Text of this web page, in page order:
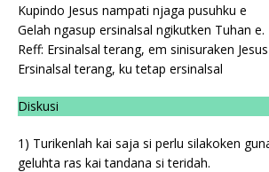
Kupindo Jesus nampati njaga pusuhku e
Gelah ngasup ersinalsal ngikutken Tuhan e.
Reff: Ersinalsal terang, em sinisuraken Jesus
Ersinalsal terang, ku tetap ersinalsal
Diskusi
1) Turikenlah kai saja si perlu silakoken
geluhta ras kai tandana si teridah.